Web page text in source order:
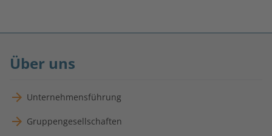
Über uns
Unternehmensführung
Gruppengesellschaften